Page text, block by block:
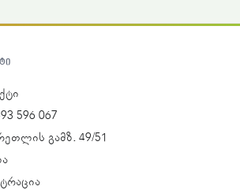
596 067
გამზ. 49/51